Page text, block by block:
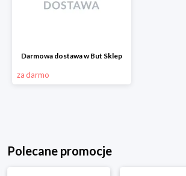
Darmowa dostawa w But Sklep
za darmo
Polecane promocje